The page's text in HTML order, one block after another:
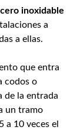
inoxidable
a
a ellas.
que entra
codos o
de la entrada
un tramo
a 10 veces el